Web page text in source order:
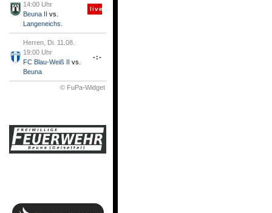
14:00 Uhr
Beuna II vs.
Langeneichs.
live
Herren, Di. 11.08.
19:00 Uhr
FC Blau-Weiß II vs.
Beuna
-:-
© FuPa-Widget